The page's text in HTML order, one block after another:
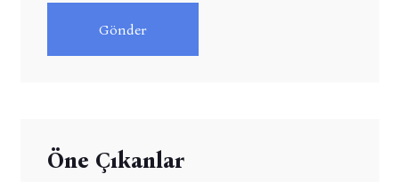
Gönder
Öne Çıkanlar